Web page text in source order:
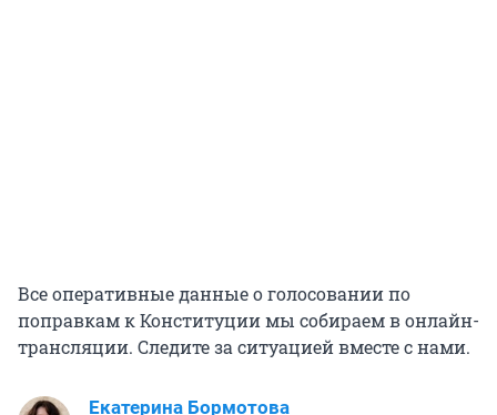
Все оперативные данные о голосовании по
поправкам к Конституции мы собираем в онлайн-
трансляции. Следите за ситуацией вместе с нами.
Екатерина Бормотова